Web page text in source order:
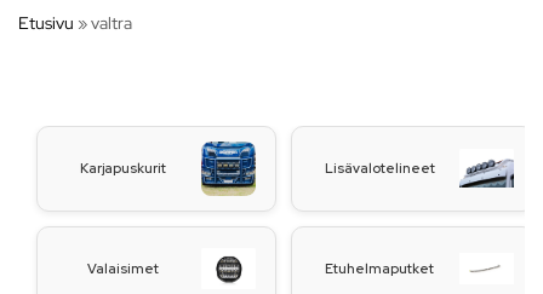
Etusivu »valtra
Karjapuskurit Lisävalotelineet
Valaisimet Etuhelmaputket